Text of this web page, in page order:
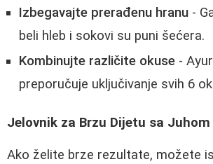
Izbegavajte prerađenu hranu -
beli hleb i sokovi su puni šećera.
Kombinujte različite okuse -
preporučuje uključivanje svih 6
Jelovnik za Brzu Dijetu sa Juhom
Ako želite brze rezultate, možete